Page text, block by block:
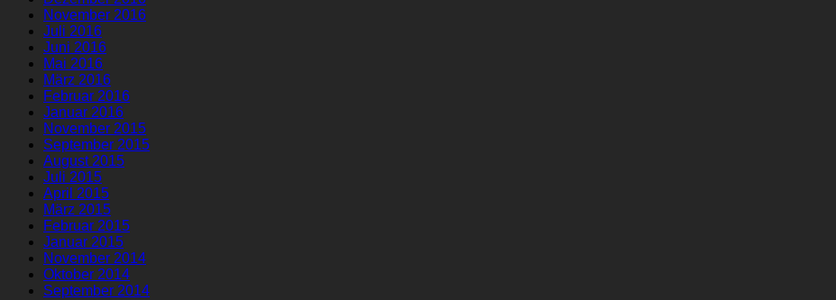
November 2016
Juli 2016
Juni 2016
Mai 2016
März 2016
Februar 2016
Januar 2016
November 2015
September 2015
August 2015
Juli 2015
April 2015
März 2015
Februar 2015
Januar 2015
November 2014
Oktober 2014
September 2014